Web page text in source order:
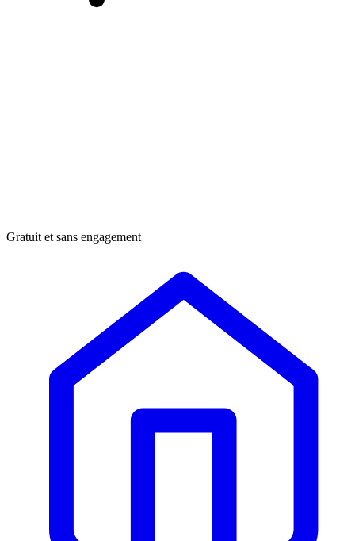
Gratuit et sans engagement